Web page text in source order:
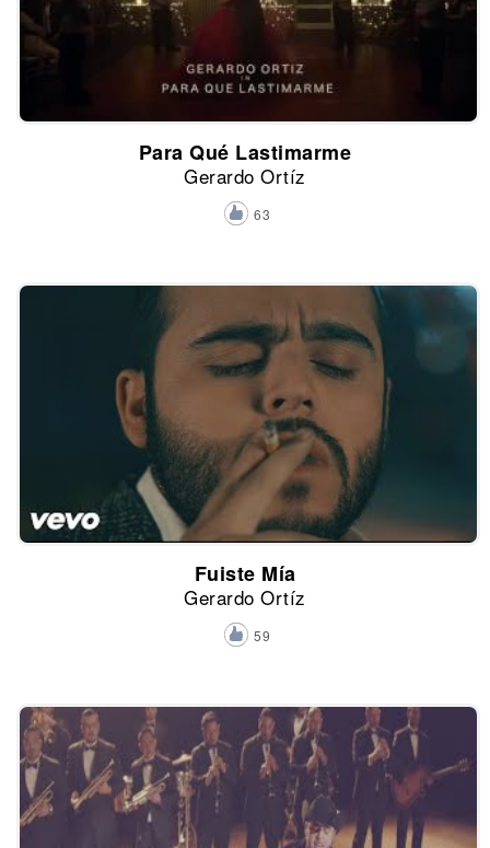
Para Qué Lastimarme
Gerardo Ortíz
63
Fuiste Mía
Gerardo Ortíz
59